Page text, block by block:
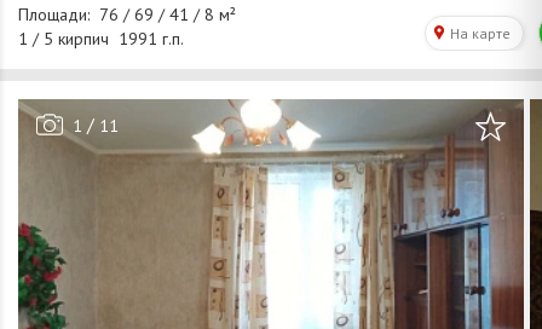
1 / 11